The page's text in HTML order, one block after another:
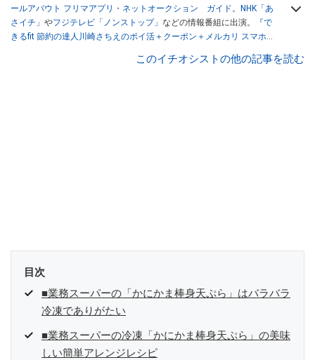
ールアバウト フリマアプリ・ネットオークション ガイド。
NHK「あ
さイチ」 やフジテレビ「ノンストップ」 などの情報番組に出演。
『で
きるfit 節約の達人川崎さちえのポイ活＋クーポン＋メルカリ スマホで
スマホ1つでスキマ時間に効率的に稼ぐ！』（翔泳社刊） ほか著書多
このイチオシストの他の記事を読む
目次
■業務スーパーの「かにかま棒身天ぷら」はバラバラ
冷凍でありがたい
■業務スーパーの冷凍「かにかま棒身天ぷら」の美味
しい簡単アレンジレシピ